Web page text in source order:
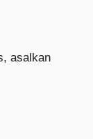
asalkan